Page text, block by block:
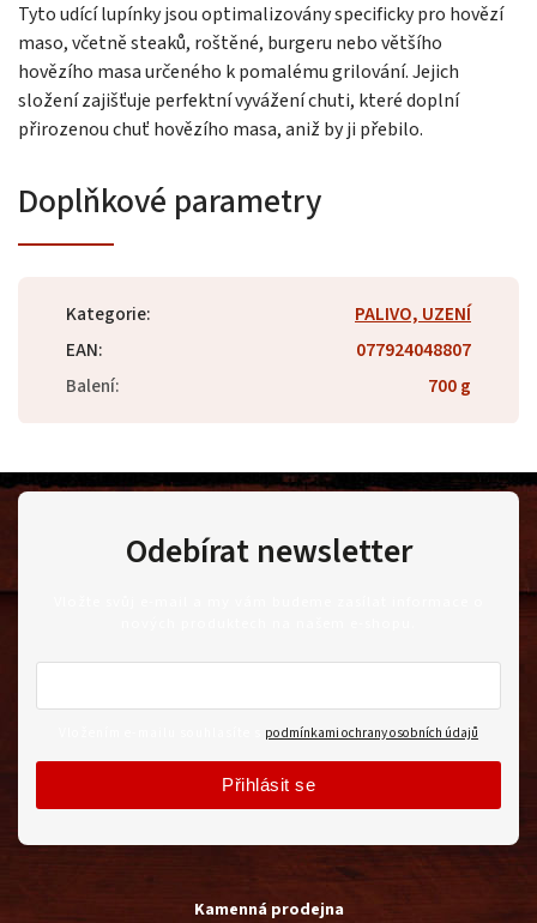
Tyto udící lupínky jsou optimalizovány specificky pro hovězí
maso, včetně steaků, roštěné, burgeru nebo většího
hovězího masa určeného k pomalému grilování. Jejich
složení zajišťuje perfektní vyvážení chuti, které doplní
přirozenou chuť hovězího masa, aniž by ji přebilo.
Doplňkové parametry
Kategorie:
PALIVO, UZENÍ
EAN:
077924048807
Balení: 700 g
Kamenná prodejna
Odebírat newsletter
podmínkami ochrany osobních údajů
Přihlásit se